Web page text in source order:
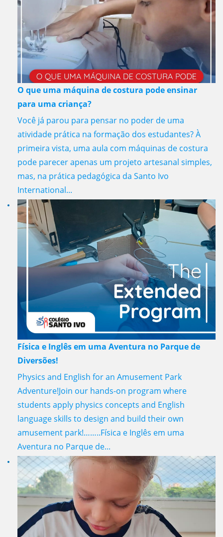
O que uma máquina de costura pode ensinar
para uma criança?
Você já parou para pensar no poder de uma
atividade prática na formação dos estudantes? À
primeira vista, uma aula com máquinas de costura
pode parecer apenas um projeto artesanal simples,
mas, na prática pedagógica da Santo Ivo
International...
Física e Inglês em uma Aventura no Parque de
Diversões!
Physics and English for an Amusement Park
Adventure!Join our hands-on program where
students apply physics concepts and English
language skills to design and build their own
amusement park!……..Física e Inglês em uma
Aventura no Parque de...